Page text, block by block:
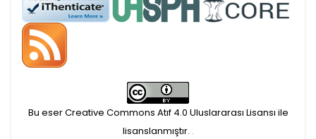
APC ödemesi
Öndenetimden geçen
makaleler için, 100 Avro
Makale İşletim Ücreti (APC)
Bu eser Creative Commons Atıf 4.0 Uluslararası Lisansı ile
lisanslanmıştır. .